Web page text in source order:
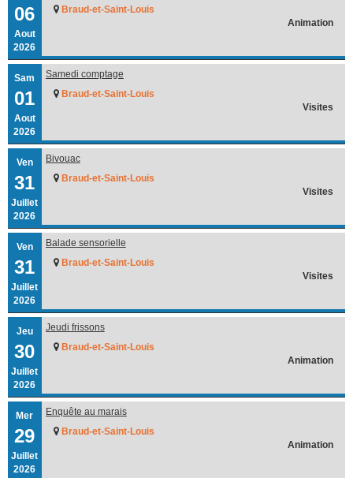
06
Aout
2026
Braud-et-Saint-Louis
Animation
Sam
01
Aout
2026
Samedi comptage
Braud-et-Saint-Louis
Visites
Ven
31
Juillet
2026
Bivouac
Braud-et-Saint-Louis
Visites
Ven
31
Juillet
2026
Balade sensorielle
Braud-et-Saint-Louis
Visites
Jeu
30
Juillet
2026
Jeudi frissons
Braud-et-Saint-Louis
Animation
Mer
29
Juillet
2026
Enquête au marais
Braud-et-Saint-Louis
Animation